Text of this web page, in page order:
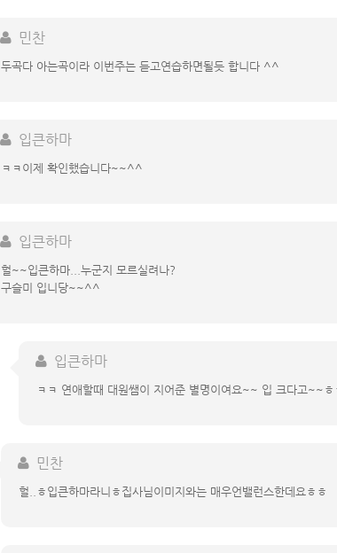
민찬
두곡다 아는곡이라 이번주는 듣고연습하면될듯 합니다 ^^
입큰하마
ㅋㅋ이제 확인했습니다~~^^
입큰하마
헐~~입큰하마...누군지 모르실려나?
구슬미 입니당~~^^
입큰하마
ㅋㅋ 연애할때 대원쌤이 지어준 별명이여요~~ 입 크다고~~ㅎ
민찬
헐..ㅎ입큰하마라니ㅎ집사님이미지와는 매우언밸런스한데요ㅎㅎ